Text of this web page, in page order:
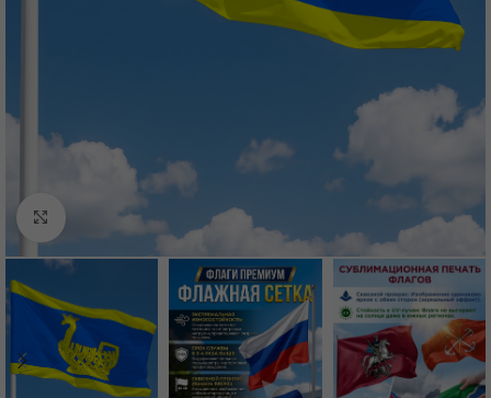
Нажмите, чтобы увеличить